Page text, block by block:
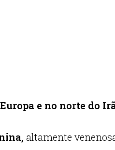
Europa e no norte do
altamente